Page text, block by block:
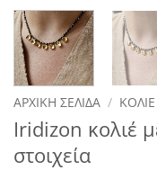
ΑΡΧΙΚΉ ΣΕΛΊΔΑ / ΚΟΛΙΈ
Iridizon κολιέ
στοιχεία